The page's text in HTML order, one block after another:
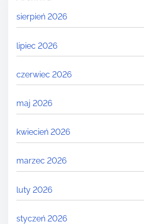
sierpień 2026
lipiec 2026
czerwiec 2026
maj 2026
kwiecień 2026
marzec 2026
luty 2026
styczeń 2026